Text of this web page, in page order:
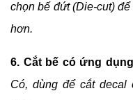
chọn bế đứt (Die-cut)
hơn.
6. Cắt bế có ứng
Có, dùng để cắt decal